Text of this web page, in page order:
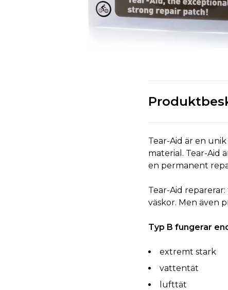
Tear-Aid är en
material. Tear-Aid
en permanent
Tear-Aid
väskor. Men även
Typ B fungerar
extremt stark
vattentät
lufttät